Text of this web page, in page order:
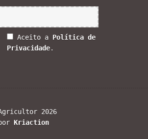
Aceito a Política de
Privacidade.
2026
porKriaction